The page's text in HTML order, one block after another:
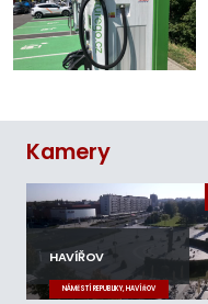
Kamery
HAVÍŘOV
NÁMĚSTÍ REPUBLIKY, HAVÍŘOV